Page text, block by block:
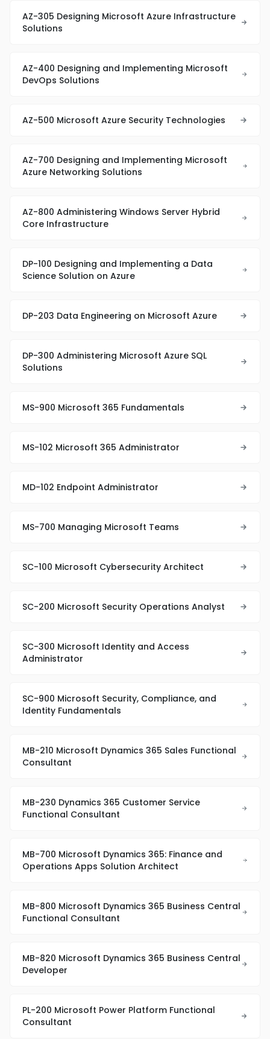
AZ-305 Designing Microsoft Azure Infrastructure
Solutions
AZ-400 Designing and Implementing Microsoft
DevOps Solutions
AZ-500 Microsoft Azure Security Technologies
AZ-700 Designing and Implementing Microsoft
Azure Networking Solutions
AZ-800 Administering Windows Server Hybrid
Core Infrastructure
DP-100 Designing and Implementing a Data
Science Solution on Azure
DP-203 Data Engineering on Microsoft Azure
DP-300 Administering Microsoft Azure SQL
Solutions
MS-900 Microsoft 365 Fundamentals
MS-102 Microsoft 365 Administrator
MD-102 Endpoint Administrator
MS-700 Managing Microsoft Teams
SC-100 Microsoft Cybersecurity Architect
SC-200 Microsoft Security Operations Analyst
SC-300 Microsoft Identity and Access
Administrator
SC-900 Microsoft Security, Compliance, and
Identity Fundamentals
MB-210 Microsoft Dynamics 365 Sales Functional
Consultant
MB-230 Dynamics 365 Customer Service
Functional Consultant
MB-700 Microsoft Dynamics 365: Finance and
Operations Apps Solution Architect
MB-800 Microsoft Dynamics 365 Business Central
Functional Consultant
MB-820 Microsoft Dynamics 365 Business Central
Developer
PL-200 Microsoft Power Platform Functional
Consultant